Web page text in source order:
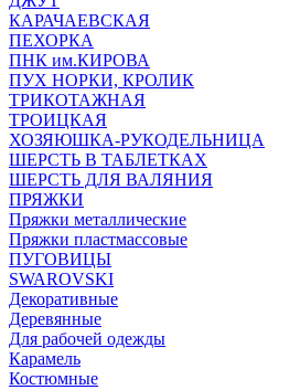
КАРАЧАЕВСКАЯ
ПЕХОРКА
ПНК им.КИРОВА
ПУХ НОРКИ, КРОЛИК
ТРИКОТАЖНАЯ
ТРОИЦКАЯ
ХОЗЯЮШКА-РУКОДЕЛЬНИЦА
ШЕРСТЬ В ТАБЛЕТКАХ
ШЕРСТЬ ДЛЯ ВАЛЯНИЯ
ПРЯЖКИ
Пряжки металлические
Пряжки пластмассовые
ПУГОВИЦЫ
SWAROVSKI
Декоративные
Деревянные
Для рабочей одежды
Карамель
Костюмные